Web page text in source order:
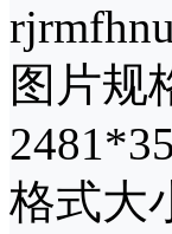
图片规
格式大